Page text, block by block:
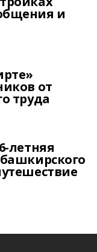
и
от
труда
летняя